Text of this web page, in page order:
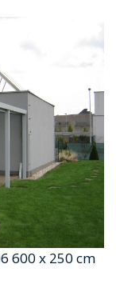
600 x 250 cm